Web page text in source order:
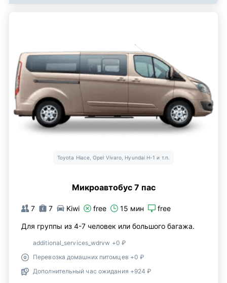
Toyota Hiace, Opel Vivaro, Hyundai H-1 и т.п.
Микроавтобус 7 пас
7 7 Kiwi free 15 мин free
Для группы из 4-7 человек или большого багажа.
additional_services_wdrvw +0 ₽
Перевозка домашних питомцев +0 ₽
Дополнительный час ожидания +924 ₽